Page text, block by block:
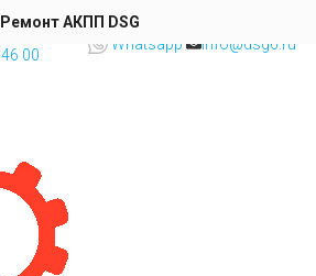
8 (977) 493
46 00
Whatsapp info@dsg6.ru
Ремонт АКПП DSG